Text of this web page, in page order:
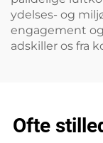
ydelses- og
engagement
adskiller os fra
Ofte